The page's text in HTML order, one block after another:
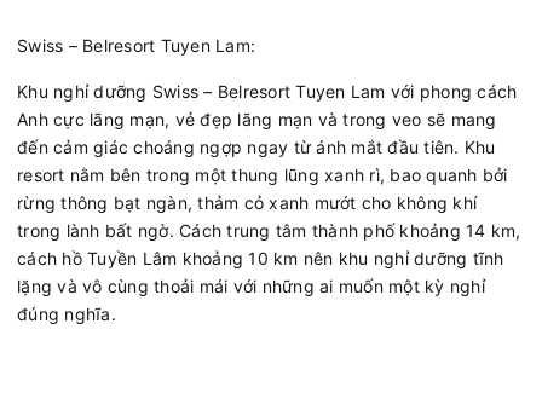
Swiss – Belresort Tuyen Lam:
Khu nghỉ dưỡng Swiss – Belresort Tuyen Lam với phong cách
Anh cực lãng mạn, vẻ đẹp lãng mạn và trong veo sẽ mang
đến cảm giác choáng ngợp ngay từ ánh mắt đầu tiên. Khu
resort nằm bên trong một thung lũng xanh rì, bao quanh bởi
rừng thông bạt ngàn, thảm cỏ xanh mướt cho không khí
trong lành bất ngờ. Cách trung tâm thành phố khoảng 14 km,
cách hồ Tuyền Lâm khoảng 10 km nên khu nghỉ dưỡng tĩnh
lặng và vô cùng thoải mái với những ai muốn một kỳ nghỉ
đúng nghĩa.